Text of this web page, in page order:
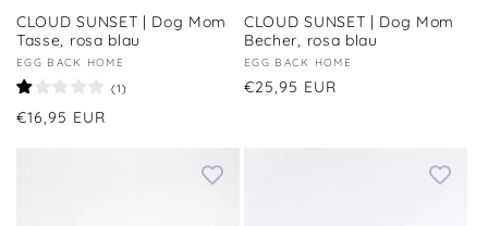
CLOUD SUNSET | Dog Mom
Tasse, rosa blau
Anbieter:
EGG BACK HOME
(1)1
Normaler
€16,95 EUR
CLOUD SUNSET | Dog Mom
Becher, rosa blau
Anbieter:
EGG BACK HOME
Normaler
€25,95 EUR